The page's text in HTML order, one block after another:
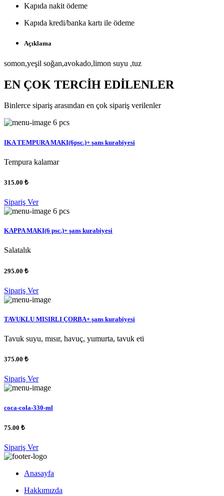
Kapıda nakit ödeme
Kapıda kredi/banka kartı ile ödeme
Açıklama
somon,yeşil soğan,avokado,limon suyu ,tuz
EN ÇOK TERCİH EDİLENLER
Binlerce sipariş arasından en çok sipariş verilenler
6 pcs
IKA TEMPURA MAKI(6psc.)+ şans kurabiyesi
Tempura kalamar
315.00 ₺
Sipariş Ver
6 pcs
KAPPA MAKI(6 psc.)+ şans kurabiyesi
Salatalık
295.00 ₺
Sipariş Ver
TAVUKLU MISIRLI ÇORBA+ şans kurabiyesi
Tavuk suyu, mısır, havuç, yumurta, tavuk eti
375.00 ₺
Sipariş Ver
coca-cola-330-ml
75.00 ₺
Sipariş Ver
Anasayfa
Hakkımızda